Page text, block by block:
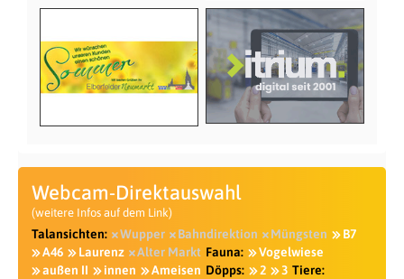
Webcam-Direktauswahl
(weitere Infos auf dem Link)
Talansichten: Wupper Bahndirektion Müngsten
B7
A46
Laurenz Alter Markt Fauna:
Vogelwiese
außen II
innen Ameisen Döpps: 2 3 Tiere: